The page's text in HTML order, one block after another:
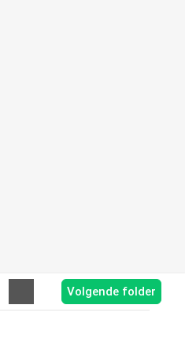
Volgende folder